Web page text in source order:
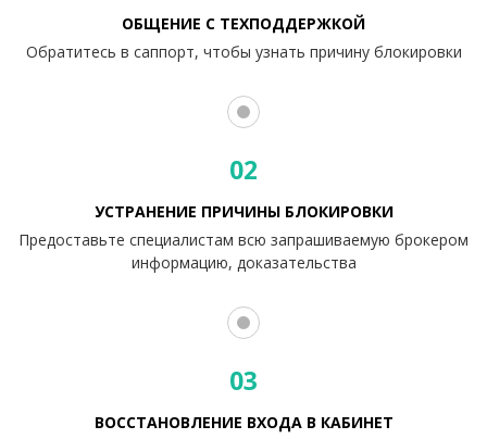
ОБЩЕНИЕ С ТЕХПОДДЕРЖКОЙ
Обратитесь в саппорт, чтобы узнать причину блокировки
02
УСТРАНЕНИЕ ПРИЧИНЫ БЛОКИРОВКИ
Предоставьте специалистам всю запрашиваемую брокером
информацию, доказательства
03
ВОССТАНОВЛЕНИЕ ВХОДА В КАБИНЕТ